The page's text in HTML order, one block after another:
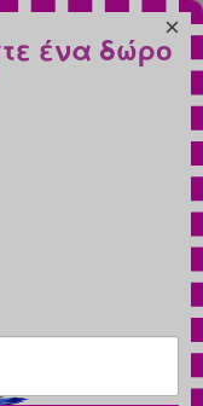
×
ένα δώρο